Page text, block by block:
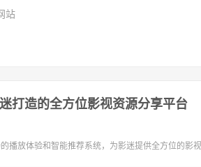
站
打造的全方位影视资源分享平台
播放体验和智能推荐系统，为影迷提供全方位的影